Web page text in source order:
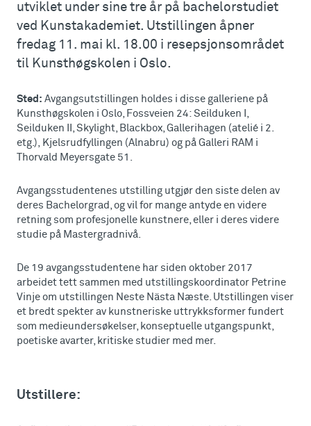
utviklet under sine tre år på bachelorstudiet
ved Kunstakademiet. Utstillingen åpner
fredag 11. mai kl. 18.00 i resepsjonsområdet
til Kunsthøgskolen i Oslo.
Sted: Avgangsutstillingen holdes i disse galleriene på
Kunsthøgskolen i Oslo, Fossveien 24: Seilduken I,
Seilduken II, Skylight, Blackbox, Gallerihagen (atelié i 2.
etg.), Kjelsrudfyllingen (Alnabru) og på Galleri RAM i
Thorvald Meyersgate 51.
Avgangsstudentenes utstilling utgjør den siste delen av
deres Bachelorgrad, og vil for mange antyde en videre
retning som profesjonelle kunstnere, eller i deres videre
studie på Mastergradnivå.
De 19 avgangsstudentene har siden oktober 2017
arbeidet tett sammen med utstillingskoordinator Petrine
Vinje om utstillingen Neste Nästa Næste. Utstillingen viser
et bredt spekter av kunstneriske uttrykksformer fundert
som medieundersøkelser, konseptuelle utgangspunkt,
poetiske avarter, kritiske studier med mer.
Utstillere: